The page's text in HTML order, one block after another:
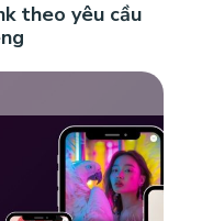
theo yêu cầu